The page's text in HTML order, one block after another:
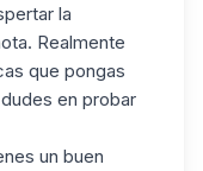
la
Realmente
que pongas
en probar
un buen